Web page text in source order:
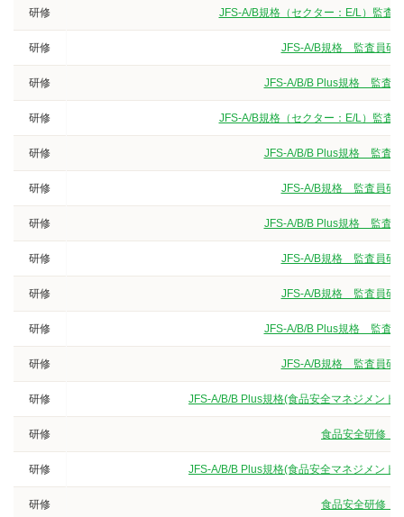
研修 JFS-A/B規格（セクター：E/L）監査
研修 JFS-A/B規格 監査員研
研修 JFS-A/B/B Plus規格 監査員
研修 JFS-A/B規格（セクター：E/L）監査
研修 JFS-A/B/B Plus規格 監査員
研修 JFS-A/B規格 監査員研
研修 JFS-A/B/B Plus規格 監査員
研修 JFS-A/B規格 監査員研
研修 JFS-A/B規格 監査員研
研修 JFS-A/B/B Plus規格 監査員
研修 JFS-A/B規格 監査員研
研修 JFS-A/B/B Plus規格(食品安全マネジメント
研修 食品安全研修（
研修 JFS-A/B/B Plus規格(食品安全マネジメント
研修 食品安全研修（